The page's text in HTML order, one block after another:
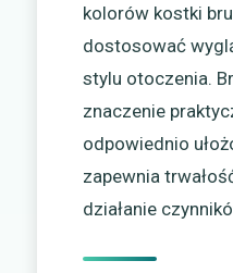
kolorów kostki
dostosować
stylu otoczenia.
znaczenie
odpowiednio
zapewnia
działanie